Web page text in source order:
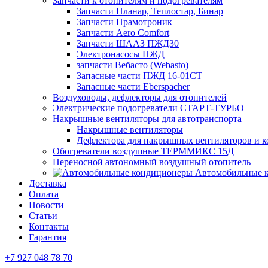
Запчасти Планар, Теплостар, Бинар
Запчасти Прамотроник
Запчасти Aero Comfort
Запчасти ШААЗ ПЖД30
Электронасосы ПЖД
запчасти Вебасто (Webasto)
Запасные части ПЖД 16-01СТ
Запасные части Eberspacher
Воздуховоды, дефлекторы для отопителей
Электрические подогреватели СТАРТ-ТУРБО
Накрышные вентиляторы для автотранспорта
Накрышные вентиляторы
Дефлектора для накрышных вентиляторов и
Обогреватели воздушные ТЕРММИКС 15Д
Переносной автономный воздушный отопитель
Автомобильные
Доставка
Оплата
Новости
Статьи
Контакты
Гарантия
+7 927 048 78 70